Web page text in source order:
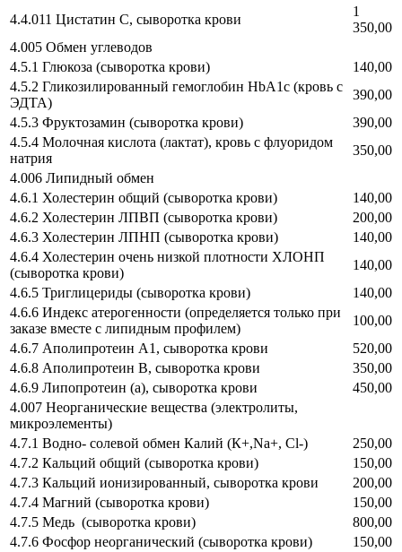
4.4.011 Цистатин C, сыворотка крови
1
350,00
4.005 Обмен углеводов
4.5.1 Глюкоза (сыворотка крови)
140,00
4.5.2 Гликозилированный гемоглобин HbA1c (кровь с
ЭДТА)
390,00
4.5.3 Фруктозамин (сыворотка крови)
390,00
4.5.4 Молочная кислота (лактат), кровь с флуоридом
натрия
350,00
4.006 Липидный обмен
4.6.1 Холестерин общий (сыворотка крови)
140,00
4.6.2 Холестерин ЛПВП (сыворотка крови)
200,00
4.6.3 Холестерин ЛПНП (сыворотка крови)
140,00
4.6.4 Холестерин очень низкой плотности ХЛОНП
(сыворотка крови)
140,00
4.6.5 Триглицериды (сыворотка крови)
140,00
4.6.6 Индекc атерогенности (определяется только при
заказе вместе с липидным профилем)
100,00
4.6.7 Аполипротеин А1, сыворотка крови
520,00
4.6.8 Аполипротеин В, сыворотка крови
350,00
4.6.9 Липопротеин (а), сыворотка крови
450,00
4.007 Неорганические вещества (электролиты,
микроэлементы)
4.7.1 Водно- солевой обмен Калий (К+,Na+, Сl-)
250,00
4.7.2 Кальций общий (сыворотка крови)
150,00
4.7.3 Кальций ионизированный, сыворотка крови
200,00
4.7.4 Магний (сыворотка крови)
150,00
4.7.5 Медь (сыворотка крови)
800,00
4.7.6 Фосфор неорганический (сыворотка крови)
150,00